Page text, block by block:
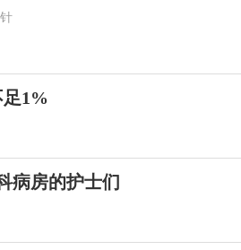
1%
病房的护士们